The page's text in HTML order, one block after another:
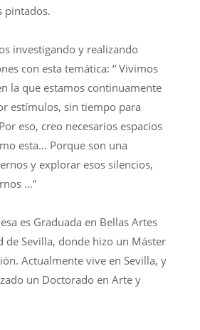
pintados.
investigando y realizando
con esta temática: “ Vivimos
la que estamos continuamente
estímulos, sin tiempo para
eso, creo necesarios espacios
esta… Porque son una
y explorar esos silencios,
…”
es Graduada en Bellas Artes
de Sevilla, donde hizo un Máster
Actualmente vive en Sevilla, y
un Doctorado en Arte y